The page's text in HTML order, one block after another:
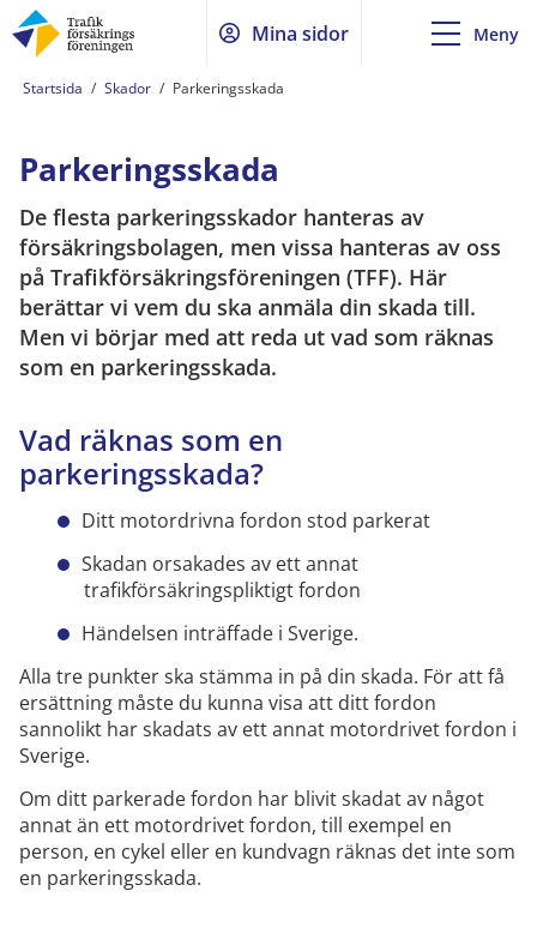
Mina sidor Meny
Startsida / Skador / Parkeringsskada
Parkeringsskada
De flesta parkeringsskador hanteras av
försäkringsbolagen, men vissa hanteras av oss
på Trafikförsäkringsföreningen (TFF). Här
berättar vi vem du ska anmäla din skada till.
Men vi börjar med att reda ut vad som räknas
som en parkeringsskada.
Vad räknas som en
parkeringsskada?
Ditt motordrivna fordon stod parkerat
Skadan orsakades av ett annat
trafikförsäkringspliktigt fordon
Händelsen inträffade i Sverige.
Alla tre punkter ska stämma in på din skada. För att få
ersättning måste du kunna visa att ditt fordon
sannolikt har skadats av ett annat motordrivet fordon i
Sverige.
Om ditt parkerade fordon har blivit skadat av något
annat än ett motordrivet fordon, till exempel en
person, en cykel eller en kundvagn räknas det inte som
en parkeringsskada.